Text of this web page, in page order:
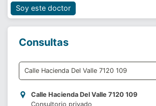
¿Eres un doctor?
Soy este doctor
Consultas
Calle Hacienda Del Valle 7120 109
Consultorio privado